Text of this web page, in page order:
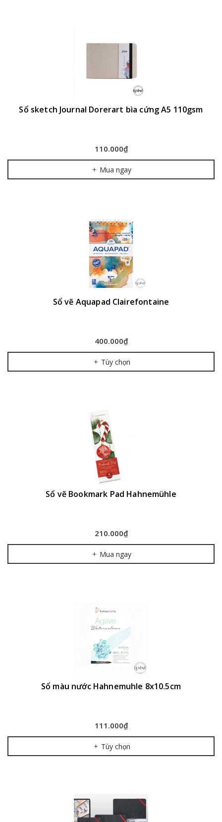
Sổ sketch Journal Dorerart bìa cứng A5 110gsm
110.000₫
Mua ngay
Sổ vẽ Aquapad Clairefontaine
400.000₫
Tùy chọn
Sổ vẽ Bookmark Pad Hahnemühle
210.000₫
Mua ngay
Sổ màu nước Hahnemuhle 8x10.5cm
111.000₫
Tùy chọn